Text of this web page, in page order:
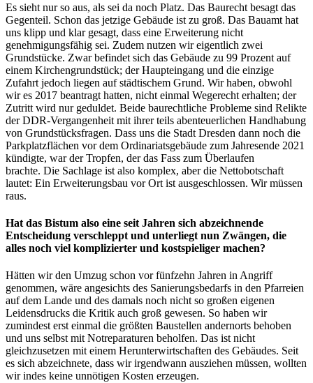
Es sieht nur so aus, als sei da noch Platz. Das Baurecht besagt das
Gegenteil. Schon das jetzige Gebäude ist zu groß. Das Bauamt hat
uns klipp und klar gesagt, dass eine Erweiterung nicht
genehmigungsfähig sei. Zudem nutzen wir eigentlich zwei
Grundstücke. Zwar befindet sich das Gebäude zu 99 Prozent auf
einem Kirchengrundstück; der Haupteingang und die einzige
Zufahrt jedoch liegen auf städtischem Grund. Wir haben, obwohl
wir es 2017 beantragt hatten, nicht einmal Wegerecht erhalten; der
Zutritt wird nur geduldet. Beide baurechtliche Probleme sind Relikte
der DDR-Vergangenheit mit ihrer teils abenteuerlichen Handhabung
von Grundstücksfragen. Dass uns die Stadt Dresden dann noch die
Parkplatzflächen vor dem Ordinariatsgebäude zum Jahresende 2021
kündigte, war der Tropfen, der das Fass zum Überlaufen
brachte. Die Sachlage ist also komplex, aber die Nettobotschaft
lautet: Ein Erweiterungsbau vor Ort ist ausgeschlossen. Wir müssen
raus.
Hat das Bistum also eine seit Jahren sich abzeichnende
Entscheidung verschleppt und unterliegt nun Zwängen, die
alles noch viel komplizierter und kostspieliger machen?
Hätten wir den Umzug schon vor fünfzehn Jahren in Angriff
genommen, wäre angesichts des Sanierungsbedarfs in den Pfarreien
auf dem Lande und des damals noch nicht so großen eigenen
Leidensdrucks die Kritik auch groß gewesen. So haben wir
zumindest erst einmal die größten Baustellen andernorts behoben
und uns selbst mit Notreparaturen beholfen. Das ist nicht
gleichzusetzen mit einem Herunterwirtschaften des Gebäudes. Seit
es sich abzeichnete, dass wir irgendwann ausziehen müssen, wollten
wir indes keine unnötigen Kosten erzeugen.